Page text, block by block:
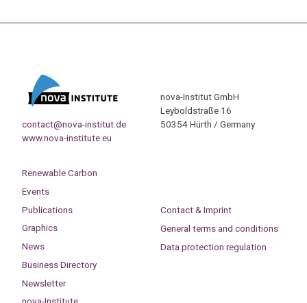
contact@nova-institut.de
www.nova-institute.eu
nova-Institut GmbH
Leyboldstraße 16
50354 Hürth / Germany
Renewable Carbon
Events
Publications
Graphics
News
Business Directory
Newsletter
Contact & Imprint
General terms and conditions
Data protection regulation